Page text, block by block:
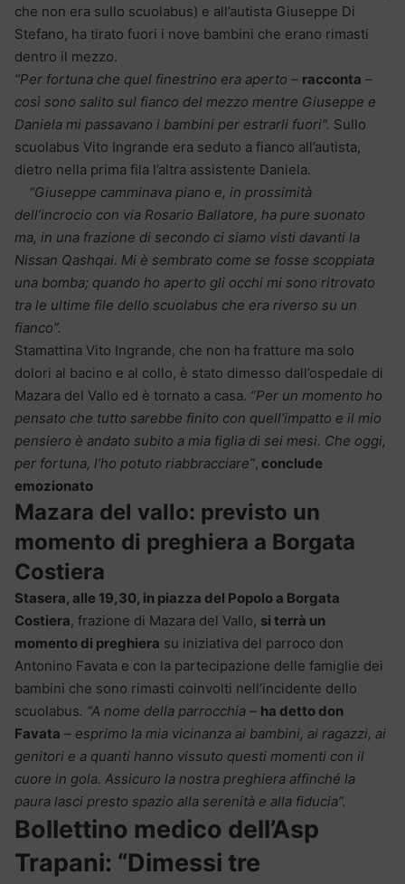
che non era sullo scuolabus) e all’autista Giuseppe Di
Stefano, ha tirato fuori i nove bambini che erano rimasti
dentro il mezzo.
“Per fortuna che quel finestrino era aperto – racconta –
così sono salito sul fianco del mezzo mentre Giuseppe e
Daniela mi passavano i bambini per estrarli fuori”. Sullo
scuolabus Vito Ingrande era seduto a fianco all’autista,
dietro nella prima fila l’altra assistente Daniela.
“Giuseppe camminava piano e, in prossimità
dell’incrocio con via Rosario Ballatore, ha pure suonato
ma, in una frazione di secondo ci siamo visti davanti la
Nissan Qashqai. Mi è sembrato come se fosse scoppiata
una bomba; quando ho aperto gli occhi mi sono ritrovato
tra le ultime file dello scuolabus che era riverso su un
fianco”.
Stamattina Vito Ingrande, che non ha fratture ma solo
dolori al bacino e al collo, è stato dimesso dall’ospedale di
Mazara del Vallo ed è tornato a casa. “Per un momento ho
pensato che tutto sarebbe finito con quell’impatto e il mio
pensiero è andato subito a mia figlia di sei mesi. Che oggi,
per fortuna, l’ho potuto riabbracciare”, conclude
emozionato
Mazara del vallo: previsto un
momento di preghiera a Borgata
Costiera
Stasera, alle 19,30, in piazza del Popolo a Borgata
Costiera, frazione di Mazara del Vallo, si terrà un
momento di preghiera su iniziativa del parroco don
Antonino Favata e con la partecipazione delle famiglie dei
bambini che sono rimasti coinvolti nell’incidente dello
scuolabus. “A nome della parrocchia – ha detto don
Favata – esprimo la mia vicinanza ai bambini, ai ragazzi, ai
genitori e a quanti hanno vissuto questi momenti con il
cuore in gola. Assicuro la nostra preghiera affinché la
paura lasci presto spazio alla serenità e alla fiducia”.
Bollettino medico dell’Asp
Trapani: “Dimessi tre